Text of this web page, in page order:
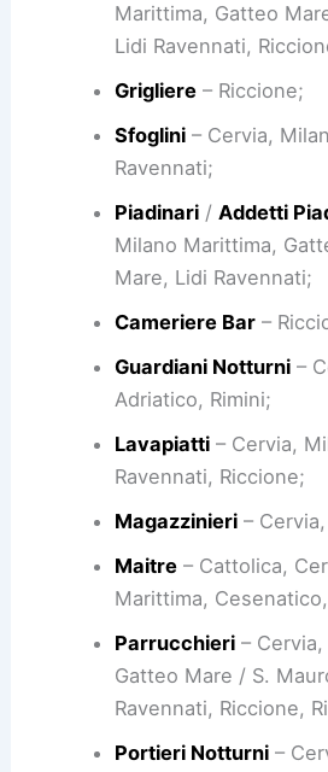
Marittima, Gatteo
Lidi Ravennati,
Grigliere– Riccione;
Sfoglini– Cervia,
Ravennati;
Piadinari/ Addetti
Milano Marittima,
Mare, Lidi Ravennati;
Cameriere Bar–
Guardiani Notturni–
Adriatico, Rimini;
Lavapiatti– Cervia,
Ravennati, Riccione;
Magazzinieri–
Maitre– Cattolica,
Marittima,
Parrucchieri– Cervia,
Gatteo Mare / S.
Ravennati, Riccione,
Portieri Notturni–